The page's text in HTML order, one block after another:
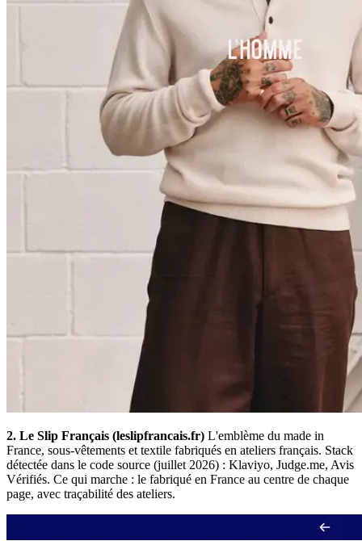
2. Le Slip Français (leslipfrancais.fr) L'emblème du made in
France, sous-vêtements et textile fabriqués en ateliers français. Stack
détectée dans le code source (juillet 2026) : Klaviyo, Judge.me, Avis
Vérifiés. Ce qui marche : le fabriqué en France au centre de chaque
page, avec traçabilité des ateliers.